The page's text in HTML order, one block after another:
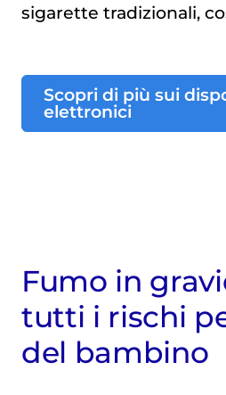
sigarette tradizionali,
Scopri di più sui
elettronici
Fumo in
tutti i rischi
del bambino